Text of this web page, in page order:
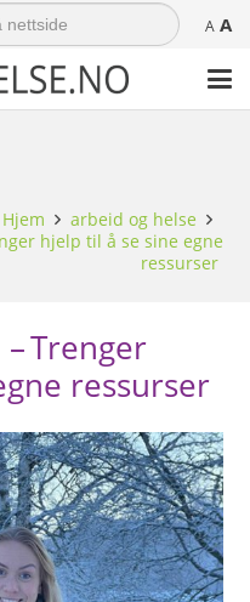
A A
Hjem
arbeid og helse
hjelp til å se sine egne
ressurser
Trenger
ressurser